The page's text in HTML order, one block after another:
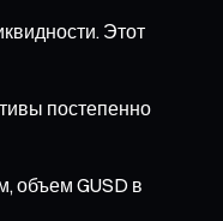
Этот
постепенно
объем GUSD в